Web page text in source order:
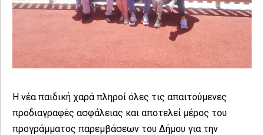
Η νέα παιδική χαρά πληροί όλες τις απαιτούμενες
προδιαγραφές ασφάλειας και αποτελεί μέρος του
προγράμματος παρεμβάσεων του Δήμου για την